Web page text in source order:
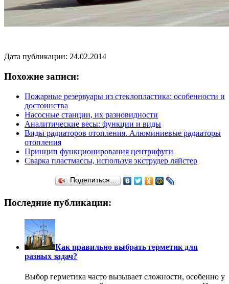
Дата публикации: 24.02.2014
Похожие записи:
Пожарные резервуары из стеклопластика: особенности и
достоинства
Насосные станции, их разновидности
Аналитические весы: функции и виды
Виды радиаторов отопления. Алюминиевые радиаторы
отопления
Принцип функционирования центрифуги
Сварка пластмассы, используя экструдер ляйстер
Поделиться…
Последние публикации:
Как правильно выбрать герметик для
разных задач?
Выбор герметика часто вызывает сложности, особенно у